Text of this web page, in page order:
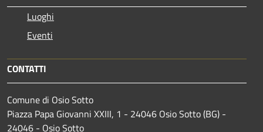
Luoghi
Eventi
CONTATTI
Comune di Osio Sotto
Piazza Papa Giovanni XXIII, 1 - 24046 Osio Sotto (BG) -
24046 - Osio Sotto